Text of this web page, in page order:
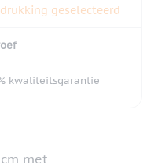
geselecteerd
kwaliteitsgarantie
met